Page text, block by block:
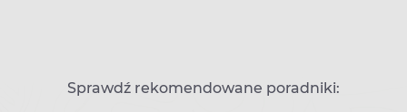
Sprawdź rekomendowane poradniki: